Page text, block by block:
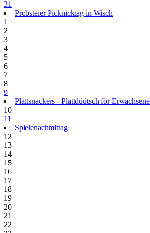
31
Probsteier Picknicktag in Wisch
1
2
3
4
5
6
7
8
9
Plattsnackers - Plattdüütsch för Erwachsene
10
11
Spielenachmittag
12
13
14
15
16
17
18
19
20
21
22